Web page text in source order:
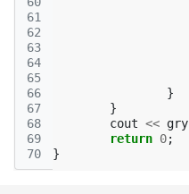
61
62
63
64
65
66
67
68
69
70
}
}
cout << gry
return 0;
}